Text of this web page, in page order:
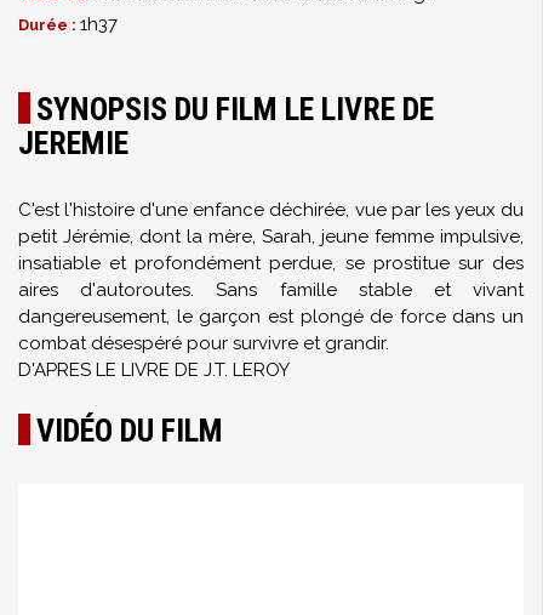
Durée : 1h37
SYNOPSIS DU FILM LE LIVRE DE
JEREMIE
C'est l'histoire d'une enfance déchirée, vue par les yeux du
petit Jérémie, dont la mère, Sarah, jeune femme impulsive,
insatiable et profondément perdue, se prostitue sur des
aires d'autoroutes. Sans famille stable et vivant
dangereusement, le garçon est plongé de force dans un
combat désespéré pour survivre et grandir.
D'APRES LE LIVRE DE J.T. LEROY
VIDÉO DU FILM